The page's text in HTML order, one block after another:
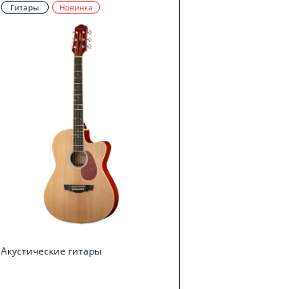
Гитары Новинка
Акустические гитары